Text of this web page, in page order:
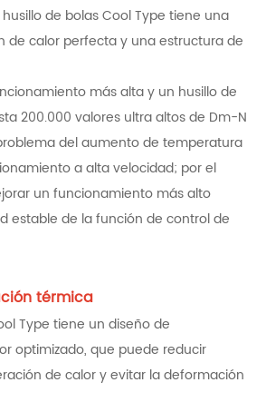
de bolas Cool Type tiene una
de calor perfecta y una estructura de
más alta y un husillo de
200.000 valores ultra altos de Dm-N
del aumento de temperatura
a alta velocidad; por el
un funcionamiento más alto
estable de la función de control de
térmica
Type tiene un diseño de
optimizado, que puede reducir
de calor y evitar la deformación